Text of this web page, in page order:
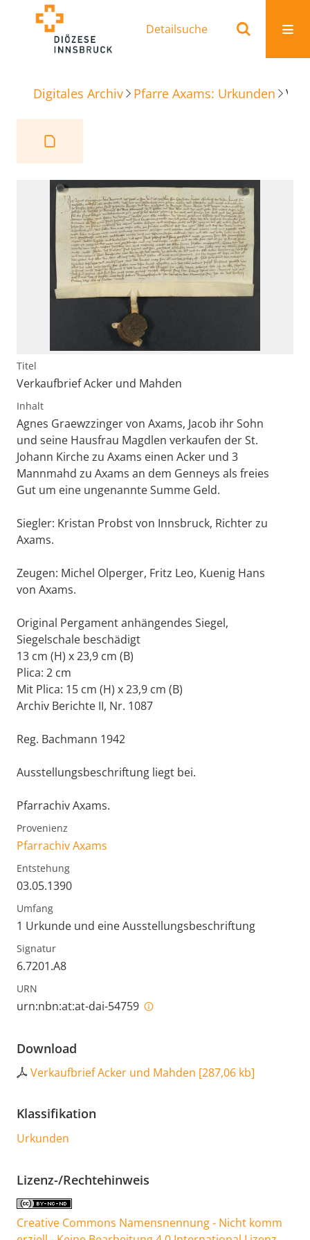
Detailsuche
Digitales Archiv Pfarre Axams: Urkunden
Titel
Verkaufbrief Acker und Mahden
Inhalt
Agnes Graewzzinger von Axams, Jacob ihr Sohn
und seine Hausfrau Magdlen verkaufen der St.
Johann Kirche zu Axams einen Acker und 3
Mannmahd zu Axams an dem Genneys als freies
Gut um eine ungenannte Summe Geld.
Siegler: Kristan Probst von Innsbruck, Richter zu
Axams.
Zeugen: Michel Olperger, Fritz Leo, Kuenig Hans
von Axams.
Original Pergament anhängendes Siegel,
Siegelschale beschädigt
13 cm (H) x 23,9 cm (B)
Plica: 2 cm
Mit Plica: 15 cm (H) x 23,9 cm (B)
Archiv Berichte II, Nr. 1087
Reg. Bachmann 1942
Ausstellungsbeschriftung liegt bei.
Pfarrachiv Axams.
Provenienz
Pfarrachiv Axams
Entstehung
03.05.1390
Umfang
1 Urkunde und eine Ausstellungsbeschriftung
Signatur
6.7201.A8
URN
urn:nbn:at:at-dai-54759
Download
Verkaufbrief Acker und Mahden [287,06 kb]
Klassifikation
Urkunden
Lizenz-/Rechtehinweis
Creative Commons Namensnennung - Nicht komm